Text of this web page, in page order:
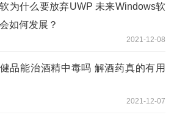
为什么要放弃UWP 未来Windows软
如何发展？
2021-12-08
品能治酒精中毒吗 解酒药真的有用
2021-12-07